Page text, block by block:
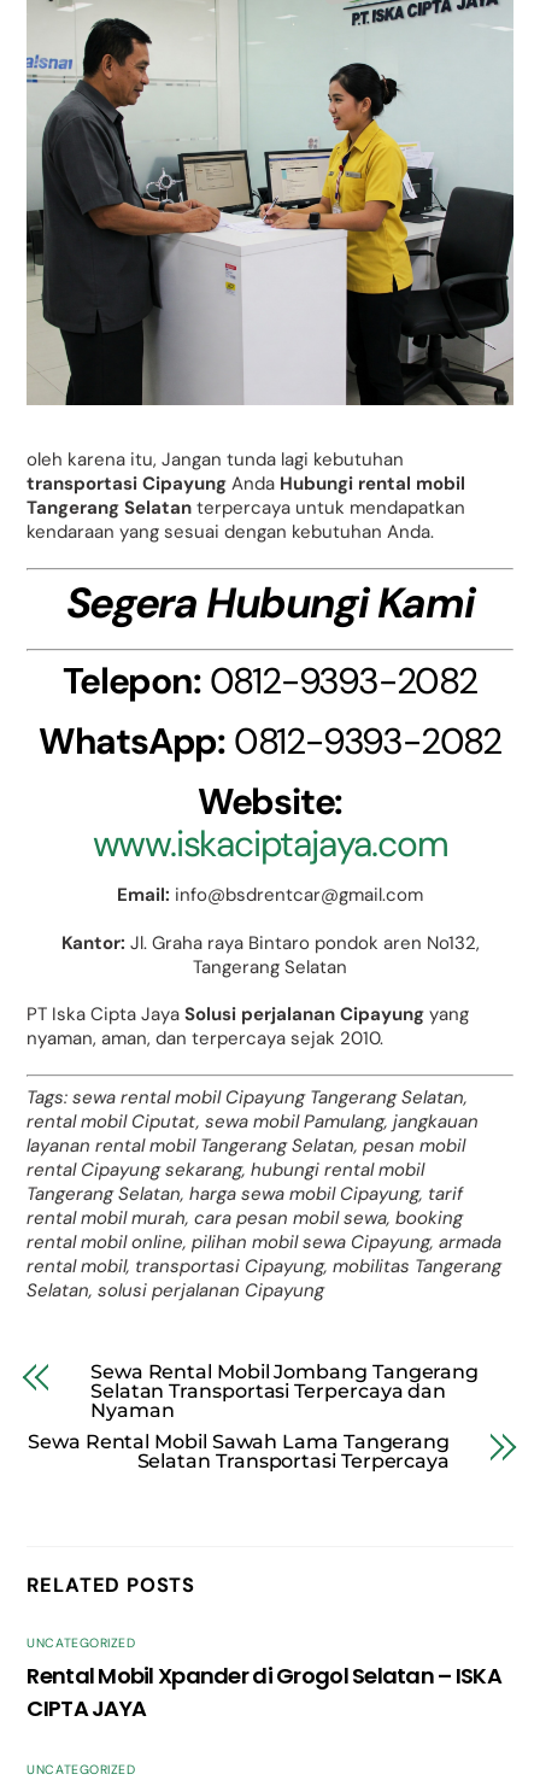
oleh karena itu, Jangan tunda lagi kebutuhan
transportasi Cipayung Anda Hubungi rental mobil
Tangerang Selatan terpercaya untuk mendapatkan
kendaraan yang sesuai dengan kebutuhan Anda.
Segera Hubungi Kami
Telepon:0812-9393-2082
WhatsApp: 0812-9393-2082
Website:
www.iskaciptajaya.com
Email: info@bsdrentcar@gmail.com
Kantor: Jl. Graha raya Bintaro pondok aren No132,
Tangerang Selatan
PT Iska Cipta JayaSolusi perjalanan Cipayung yang
nyaman, aman, dan terpercaya sejak 2010.
Tags: sewa rental mobil Cipayung Tangerang Selatan,
rental mobil Ciputat, sewa mobil Pamulang, jangkauan
layanan rental mobil Tangerang Selatan, pesan mobil
rental Cipayung sekarang, hubungi rental mobil
Tangerang Selatan, harga sewa mobil Cipayung, tarif
rental mobil murah, cara pesan mobil sewa, booking
rental mobil online, pilihan mobil sewa Cipayung, armada
rental mobil, transportasi Cipayung, mobilitas Tangerang
Selatan, solusi perjalanan Cipayung
Sewa Rental Mobil Jombang Tangerang
Selatan Transportasi Terpercaya dan
Nyaman
Sewa Rental Mobil Sawah Lama Tangerang
Selatan Transportasi Terpercaya
RELATED POSTS
UNCATEGORIZED
Rental Mobil Xpander di Grogol Selatan – ISKA
CIPTA JAYA
UNCATEGORIZED